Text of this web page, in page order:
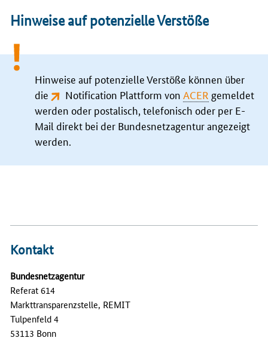
Hinweise auf potenzielle Verstöße
Hinweise auf potenzielle Verstöße können über
die
Notification Plattform von ACER gemeldet
werden oder postalisch, telefonisch oder per E-
Mail direkt bei der Bundesnetzagentur angezeigt
werden.
Kontakt
Bundesnetzagentur
Referat 614
Markttransparenzstelle, REMIT
Tulpenfeld 4
53113 Bonn